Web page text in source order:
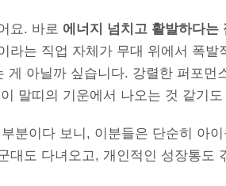
요. 바로 에너지 넘치고 활발하다는
라는 직업 자체가 무대 위에서 폭발
게 아닐까 싶습니다. 강렬한 퍼포먼
말띠의 기운에서 나오는 것 같기도
분이다 보니, 이분들은 단순히 아
대도 다녀오고, 개인적인 성장통도